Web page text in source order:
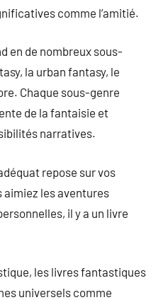
comme l’amitié.
en de nombreux sous-
la urban fantasy, le
Chaque sous-genre
de la fantaisie et
narratives.
repose sur vos
aimiez les aventures
il y a un livre
les livres fantastiques
universels comme